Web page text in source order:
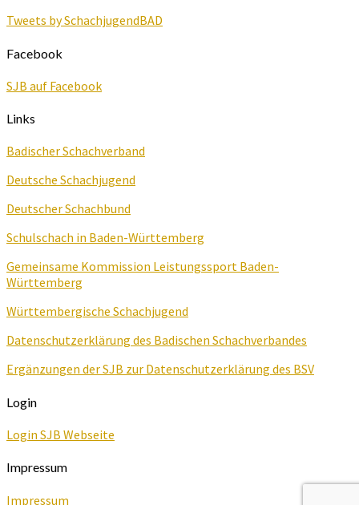
Tweets by SchachjugendBAD
Facebook
SJB auf Facebook
Links
Badischer Schachverband
Deutsche Schachjugend
Deutscher Schachbund
Schulschach in Baden-Württemberg
Gemeinsame Kommission Leistungssport Baden-
Württemberg
Württembergische Schachjugend
Datenschutzerklärung des Badischen Schachverbandes
Ergänzungen der SJB zur Datenschutzerklärung des BSV
Login
Login SJB Webseite
Impressum
Impressum